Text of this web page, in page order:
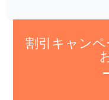
割引キャン